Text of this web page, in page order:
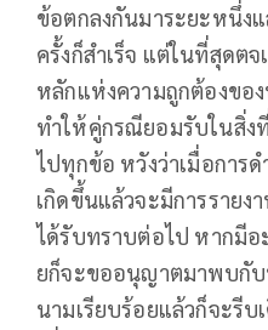
ข้อตกลงกันมาระยะหนึ่งแ
ครั้งก็สำเร็จ แต่ในที่สุดต
หลักแห่งความถูกต้องของ
ทำให้คู่กรณียอมรับในสิ่ง
ไปทุกข้อ หวังว่าเมื่อการ
เกิดขึ้นแล้วจะมีการราย
ได้รับทราบต่อไป หากมีอ
ยก็จะขออนุญาตมาพบกับ
นามเรียบร้อยแล้วก็จะรี